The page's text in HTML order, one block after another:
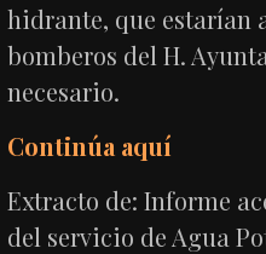
hidrante, que estarían
bomberos del H.
necesario.
Continúa aquí
Extracto de: Informe
del servicio de Agua